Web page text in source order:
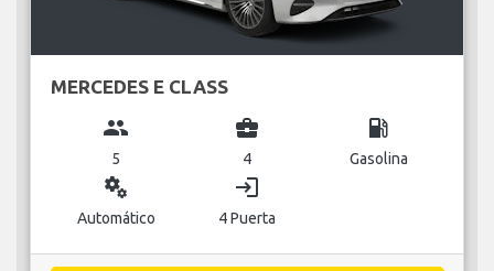
MERCEDES E CLASS
group
5
business_center
4
local_gas_station
Gasolina
miscellaneous_services
Automático
login
4 Puerta